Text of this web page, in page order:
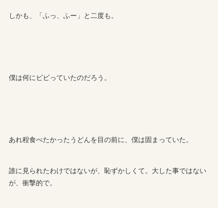
しかも、「ふっ、ふー」と二度も。
僕は何にビビっていたのだろう。
あれ程食べたかったうどんを目の前に、僕は固まっていた。
誰に見られたわけではないが、恥ずかしくて。大した事ではない
が、衝撃的で。